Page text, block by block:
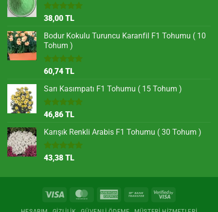
5 üzerinden
5.00
aldı
38,00 TL
Bodur Kokulu Turuncu Karanfil F1 Tohumu ( 10
Tohum )
5 üzerinden
5.00
aldı
60,74 TL
Sarı Kasımpatı F1 Tohumu ( 15 Tohum )
5 üzerinden
5.00
aldı
46,86 TL
Karışık Renkli Arabis F1 Tohumu ( 30 Tohum )
5 üzerinden
5.00
43,38 TL
Visa MasterCardAmerican
Bank
Visa